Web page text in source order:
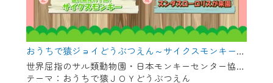
おうちで猿ジョイどうぶつえん～サイクスモンキー～（2024年12月16日初回放送）
世界屈指のサル類動物園・日本モンキーセンター協力の親子で学べる動物番組。
テーマ：おうちで猿ＪＯＹどうぶつえん